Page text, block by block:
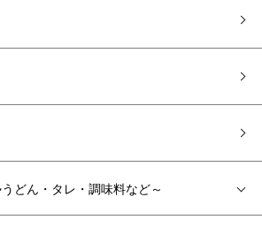
どん・タレ・調味料など～